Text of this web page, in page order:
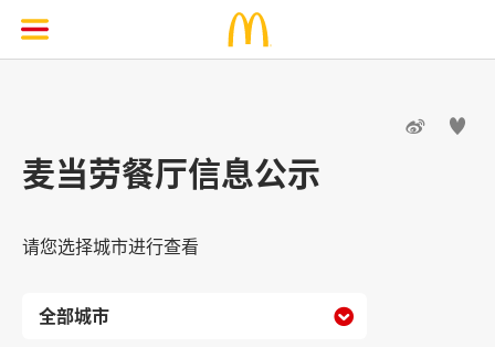
 
麦当劳餐厅信息公示
请您选择城市进行查看
